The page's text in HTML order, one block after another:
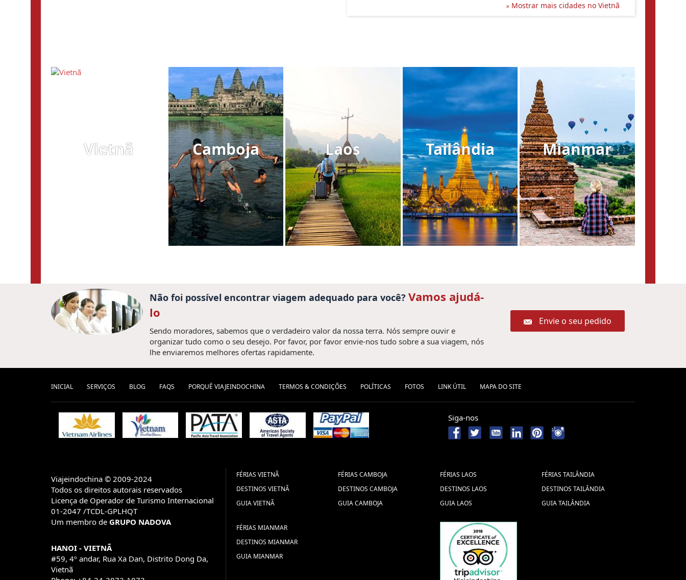
Mostrar mais cidades no Vietnã
Vietnã Camboja Laos Tailândia Mianmar
Não foi possível encontrar viagem adequado para você?Vamos ajudá-
lo
Sendo moradores, sabemos que o verdadeiro valor da nossa terra. Nós sempre ouvir e
organizar tudo como o seu desejo. Por favor, por favor envie-nos tudo sobre a sua viagem, nós
lhe enviaremos melhores ofertas rapidamente.
Envie o seu pedido
INICIAL SERVIÇOS BLOG FAQS PORQUÊ VIAJEINDOCHINA TERMOS & CONDIÇÕES POLÍTICAS FOTOS LINK ÚTIL MAPA DO SITE
Siga-nos
Viajeindochina © 2009-2024
Todos os direitos autorais reservados
Licença de Operador de Turismo Internacional
01-2047 /TCDL-GPLHQT
Um membro de GRUPO NADOVA
HANOI - VIETNÃ
#59, 4º andar, Rua Xa Dan, Distrito Dong Da,
Vietnã
FÉRIAS VIETNÃ
DESTINOS VIETNÃ
GUIA VIETNÃ
FÉRIAS CAMBOJA
DESTINOS CAMBOJA
GUIA CAMBOJA
FÉRIAS LAOS
DESTINOS LAOS
GUIA LAOS
FÉRIAS TAILÂNDIA
DESTINOS TAILÂNDIA
GUIA TAILÂNDIA
FÉRIAS MIANMAR
DESTINOS MIANMAR
GUIA MIANMAR